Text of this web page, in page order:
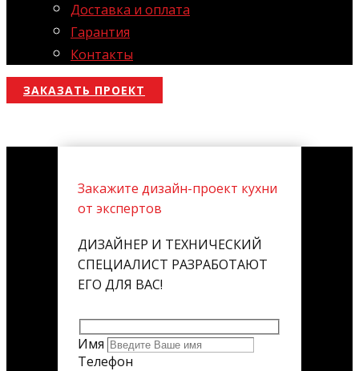
Доставка и оплата
Гарантия
Контакты
ЗАКАЗАТЬ ПРОЕКТ
Закажите дизайн-проект кухни
от экспертов
ДИЗАЙНЕР И ТЕХНИЧЕСКИЙ
СПЕЦИАЛИСТ РАЗРАБОТАЮТ
ЕГО ДЛЯ ВАС!
Имя
Телефон